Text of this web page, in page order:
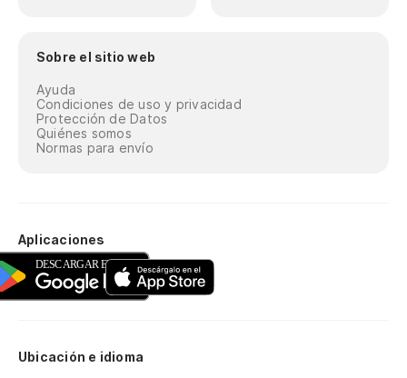
Sobre el sitio web
Ayuda
Condiciones de uso y privacidad
Protección de Datos
Quiénes somos
Normas para envío
Aplicaciones
Ubicación e idioma